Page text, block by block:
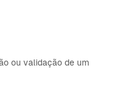
ou validação de um